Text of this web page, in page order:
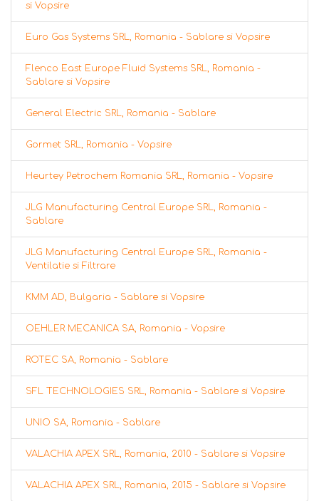
si Vopsire
Euro Gas Systems SRL, Romania - Sablare si Vopsire
Flenco East Europe Fluid Systems SRL, Romania -
Sablare si Vopsire
General Electric SRL, Romania - Sablare
Gormet SRL, Romania - Vopsire
Heurtey Petrochem Romania SRL, Romania - Vopsire
JLG Manufacturing Central Europe SRL, Romania -
Sablare
JLG Manufacturing Central Europe SRL, Romania -
Ventilatie si Filtrare
KMM AD, Bulgaria - Sablare si Vopsire
OEHLER MECANICA SA, Romania - Vopsire
ROTEC SA, Romania - Sablare
SFL TECHNOLOGIES SRL, Romania - Sablare si Vopsire
UNIO SA, Romania - Sablare
VALACHIA APEX SRL, Romania, 2010 - Sablare si Vopsire
VALACHIA APEX SRL, Romania, 2015 - Sablare si Vopsire